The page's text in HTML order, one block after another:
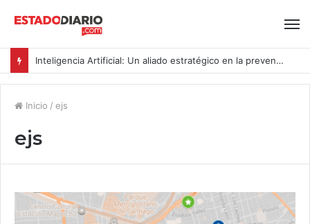
Inteligencia Artificial: Un aliado estratégico en la prevención del acoso y la violencia laboral bajo la Ley Karin
Inicio / ejs
ejs